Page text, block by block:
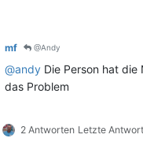
mf @Andy
@andy Die Person hat
das Problem
2 Antworten Letzte Antwort